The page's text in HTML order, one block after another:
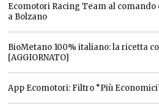
Ecomotori Racing Team al
a Bolzano
BioMetano 100% italiano: la ricetta
[AGGIORNATO]
App Ecomotori: Filtro “Più